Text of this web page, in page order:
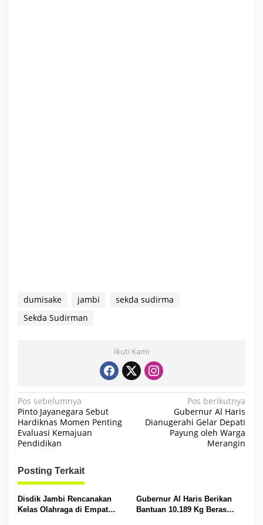
dumisake jambi
sekda sudirma
Sekda Sudirman
Ikuti Kami
N
a
v
g
a
s
Pos sebelumnya
Pinto Jayanegara Sebut
Hardiknas Momen Penting
Evaluasi Kemajuan
Pendidikan
Pos berikutnya
Gubernur Al Haris
Dianugerahi Gelar Depati
Payung oleh Warga
Merangin
Posting Terkait
Disdik Jambi Rencanakan
Kelas Olahraga di Empat
Gubernur Al Haris Berikan
Bantuan 10.189 Kg Beras